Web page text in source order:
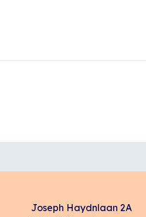
Joseph Haydnlaan 2A